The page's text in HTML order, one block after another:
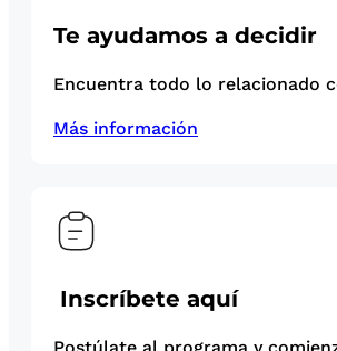
Te ayudamos a decidir
Encuentra todo lo relacionado
Más información
Inscríbete aquí